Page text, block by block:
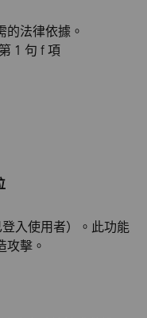
的法律依據。
1 句 f 項
登入使用者）。此功能
攻擊。